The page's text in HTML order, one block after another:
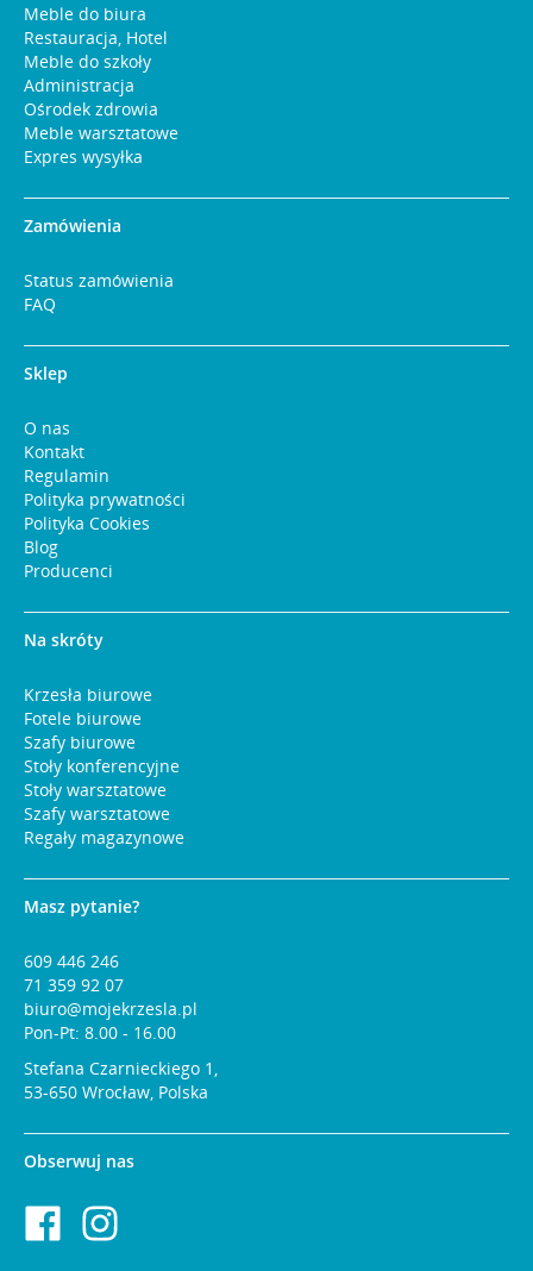
Meble do biura
Restauracja, Hotel
Meble do szkoły
Administracja
Ośrodek zdrowia
Meble warsztatowe
Expres wysyłka
Zamówienia
Status zamówienia
FAQ
Sklep
O nas
Kontakt
Regulamin
Polityka prywatności
Polityka Cookies
Blog
Producenci
Na skróty
Krzesła biurowe
Fotele biurowe
Szafy biurowe
Stoły konferencyjne
Stoły warsztatowe
Szafy warsztatowe
Regały magazynowe
Masz pytanie?
609 446 246
71 359 92 07
biuro@mojekrzesla.pl
Pon-Pt: 8.00 - 16.00
Stefana Czarnieckiego 1,
53-650 Wrocław, Polska
Obserwuj nas